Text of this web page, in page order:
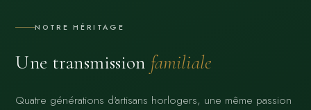
NOTRE HÉRITAGE
Une transmission familiale
Quatre générations d'artisans horlogers, une même passion